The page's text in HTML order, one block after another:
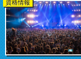
資格情報